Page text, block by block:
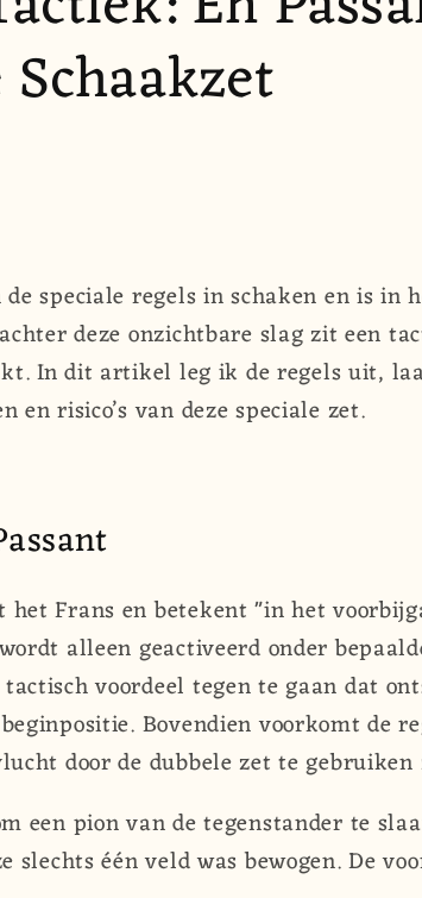
de speciale regels in schaken en is
deze onzichtbare slag zit een
In dit artikel leg ik de regels uit,
en risico’s van deze speciale zet.
Frans en betekent "in het
alleen geactiveerd onder
voordeel tegen te gaan dat
Bovendien voorkomt de
door de dubbele zet te gebruiken
een pion van de tegenstander te
slechts één veld was bewogen. De